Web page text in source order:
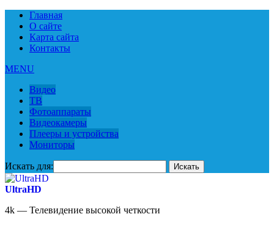
Главная
О сайте
Карта сайта
Контакты
MENU
Видео
ТВ
Фотоаппараты
Видеокамеры
Плееры и устройства
Мониторы
Искать для:
UltraHD
4k — Телевидение высокой четкости